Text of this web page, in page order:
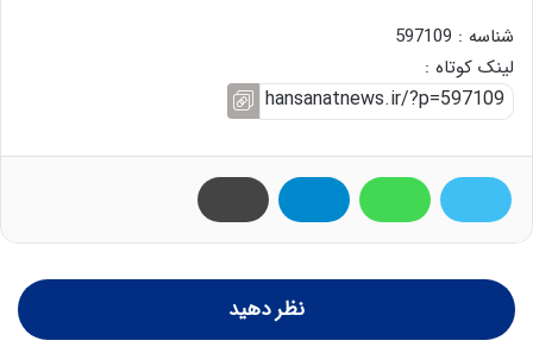
شناسه : 597109
لینک کوتاه :
نظر دهید